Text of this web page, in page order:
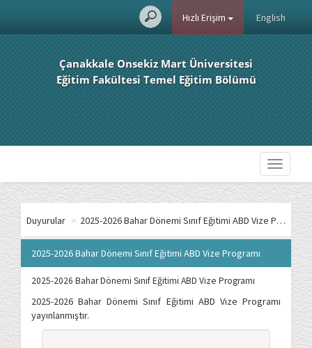
English
Hızlı Erişim
Çanakkale Onsekiz Mart Üniversitesi
Eğitim Fakültesi Temel Eğitim Bölümü
Toggle
Duyurular > 2025-2026 Bahar Dönemi Sınıf Eğitimi ABD Vize Programı
2025-2026 Bahar Dönemi Sınıf Eğitimi ABD Vize Programı
2025-2026 Bahar Dönemi Sınıf Eğitimi ABD Vize Programı
2025-2026 Bahar Dönemi Sınıf Eğitimi ABD Vize Programı
yayınlanmıştır.